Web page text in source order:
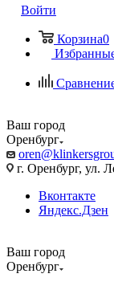
Войти
Корзина0
Ваш город
Оренбург
г. Оренбург, ул.
Вконтакте
Яндекс.Дзен
Ваш город
Оренбург